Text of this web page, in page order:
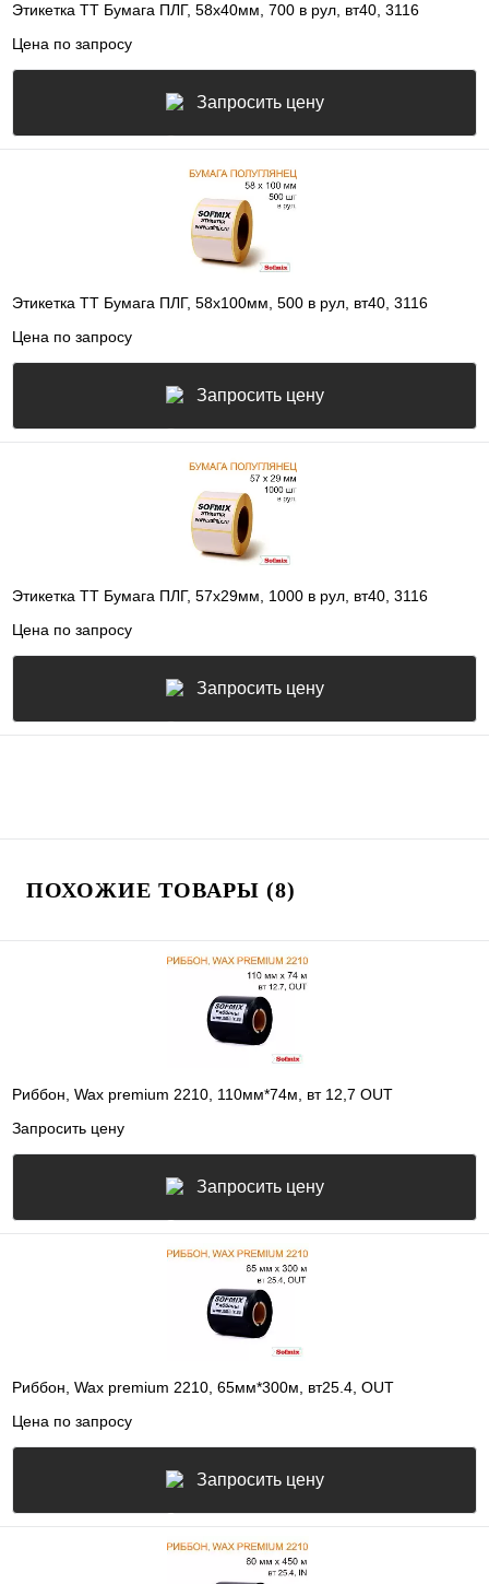
Этикетка ТТ Бумага ПЛГ, 58х40мм, 700 в рул, вт40, 3116
Цена по запросу
Запросить цену
Этикетка ТТ Бумага ПЛГ, 58х100мм, 500 в рул, вт40, 3116
Цена по запросу
Запросить цену
Этикетка ТТ Бумага ПЛГ, 57х29мм, 1000 в рул, вт40, 3116
Цена по запросу
Запросить цену
ПОХОЖИЕ ТОВАРЫ (8)
Риббон, Wax premium 2210, 110мм*74м, вт 12,7 OUT
Запросить цену
Запросить цену
Риббон, Wax premium 2210, 65мм*300м, вт25.4, OUT
Цена по запросу
Запросить цену